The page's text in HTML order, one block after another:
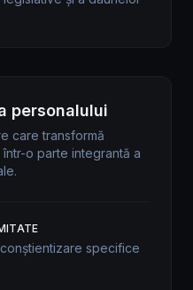
personalului
care transformă
într-o parte integrantă a
specifice